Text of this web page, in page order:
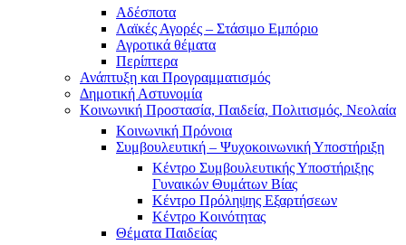
Αδέσποτα
Λαϊκές Αγορές – Στάσιμο Εμπόριο
Αγροτικά θέματα
Περίπτερα
Ανάπτυξη και Προγραμματισμός
Δημοτική Αστυνομία
Κοινωνική Προστασία, Παιδεία, Πολιτισμός, Νεολαία
Κοινωνική Πρόνοια
Συμβουλευτική – Ψυχοκοινωνική Υποστήριξη
Κέντρο Συμβουλευτικής Υποστήριξης
Γυναικών Θυμάτων Βίας
Κέντρο Πρόληψης Εξαρτήσεων
Κέντρο Κοινότητας
Θέματα Παιδείας